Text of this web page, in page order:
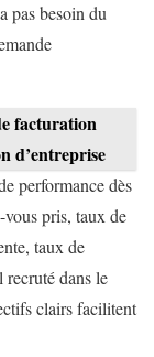
pas besoin du
facturation
d’entreprise
performance dès
vous pris, taux de
taux de
dans le
clairs facilitent